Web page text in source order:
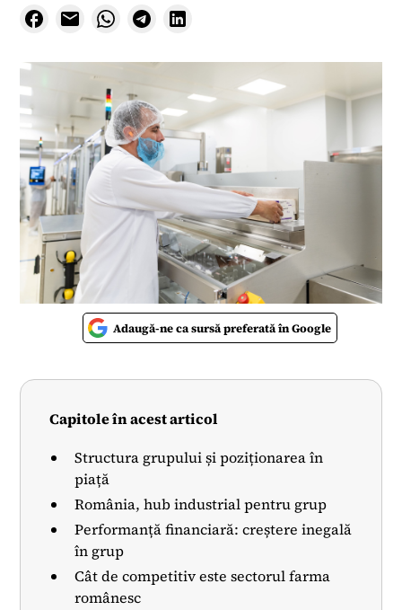
Adaugă-ne ca sursă preferată în Google
Capitole în acest articol
Structura grupului și poziționarea în
piață
România, hub industrial pentru grup
Performanță financiară: creștere inegală
în grup
Cât de competitiv este sectorul farma
românesc